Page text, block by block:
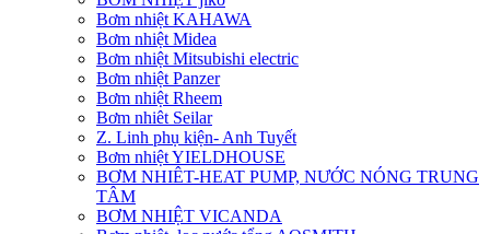
Bơm nhiệt KAHAWA
Bơm nhiệt Midea
Bơm nhiệt Mitsubishi electric
Bơm nhiệt Panzer
Bơm nhiệt Rheem
Bơm nhiêt Seilar
Z. Linh phụ kiện- Anh Tuyết
Bơm nhiệt YIELDHOUSE
BƠM NHIÊT-HEAT PUMP, NƯỚC NÓNG TRUNG
TÂM
BƠM NHIỆT VICANDA